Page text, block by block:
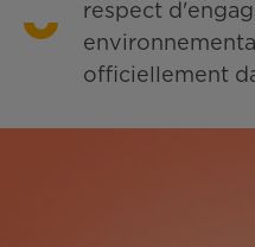
respect
officiellement